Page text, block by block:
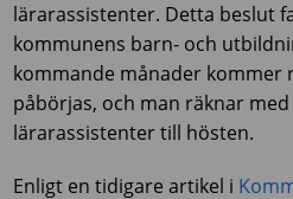
lärarassistenter. Detta beslut
kommunens barn- och
kommande månader kommer
påbörjas, och man räknar
lärarassistenter till hösten.
Enligt en tidigare artikel i